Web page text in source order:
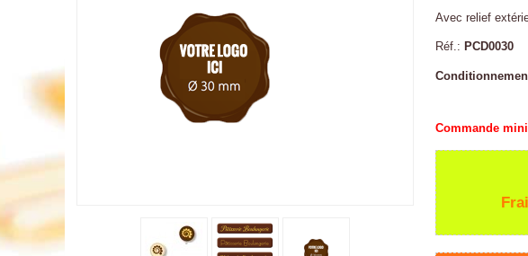
Avec relief
Réf.: PCD0030
Commande